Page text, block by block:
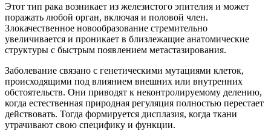
Этот тип рака возникает из железистого эпителия и может
поражать любой орган, включая и половой член.
Злокачественное новообразование стремительно
увеличивается и проникает в близлежащие анатомические
структуры с быстрым появлением метастазирования.
Заболевание связано с генетическими мутациями клеток,
происходящими под влиянием внешних или внутренних
обстоятельств. Они приводят к неконтролируемому делению,
когда естественная природная регуляция полностью перестает
действовать. Тогда формируется дисплазия, когда ткани
утрачивают свою специфику и функции.